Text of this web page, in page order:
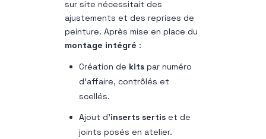
sur site nécessitait des
ajustements et des reprises de
peinture. Après mise en place du
montage intégré :
Création de kits par numéro
d’affaire, contrôlés et
scellés.
Ajout d’inserts sertis et de
joints posés en atelier.